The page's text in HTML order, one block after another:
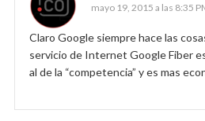
mayo 19, 2015 a las 8:35
Claro Google siempre hace las
servicio de Internet Google Fiber
al de la “competencia” y es mas